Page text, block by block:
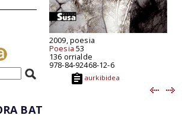
2009, poesia
Poesia 53
136 orrialde
978-84-92468-12-6
aurkibidea
BAT